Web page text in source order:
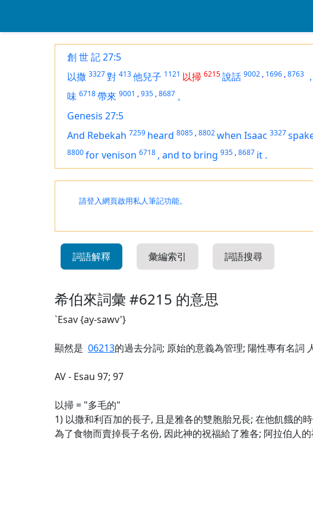
創 世 記 27:5
以撒 3327對 413他兒子 1121 以掃 6215說話 9002 , 1696 ,8763 ，
味 6718帶來 9001 ,935 ,8687 。
Genesis 27:5
And Rebekah 7259 heard 8085 ,8802when Isaac 3327
8800forvenison 6718 , and to bring 935 ,8687 it .
請登入網頁啟用私人筆記功能。
詞語解釋 彙編索引 詞語搜尋
希伯來詞彙 #6215 的意思
`Esav {ay-sawv'}
顯然是 06213的過去分詞; 原始的意義為管理; 陽性專有名詞
AV - Esau 97; 97
以掃 = "多毛的"
1) 以撒和利百加的長子, 且是雅各的雙胞胎兄長; 在他飢餓的
為了食物而賣掉長子名份, 因此神的祝福給了雅各; 阿拉伯人